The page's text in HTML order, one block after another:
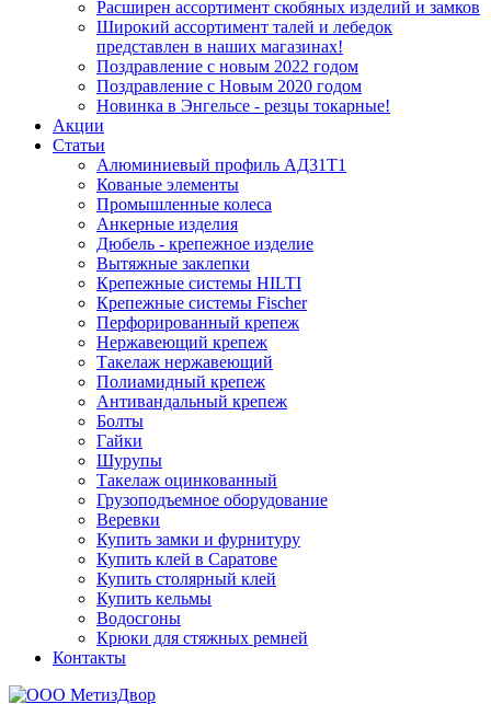
Расширен ассортимент скобяных изделий и замков
Широкий ассортимент талей и лебедок
представлен в наших магазинах!
Поздравление с новым 2022 годом
Поздравление с Новым 2020 годом
Новинка в Энгельсе - резцы токарные!
Акции
Статьи
Алюминиевый профиль АД31Т1
Кованые элементы
Промышленные колеса
Анкерные изделия
Дюбель - крепежное изделие
Вытяжные заклепки
Крепежные системы HILTI
Крепежные системы Fischer
Перфорированный крепеж
Нержавеющий крепеж
Такелаж нержавеющий
Полиамидный крепеж
Антивандальный крепеж
Болты
Гайки
Шурупы
Такелаж оцинкованный
Грузоподъемное оборудование
Веревки
Купить замки и фурнитуру
Купить клей в Саратове
Купить столярный клей
Купить кельмы
Водосгоны
Крюки для стяжных ремней
Контакты